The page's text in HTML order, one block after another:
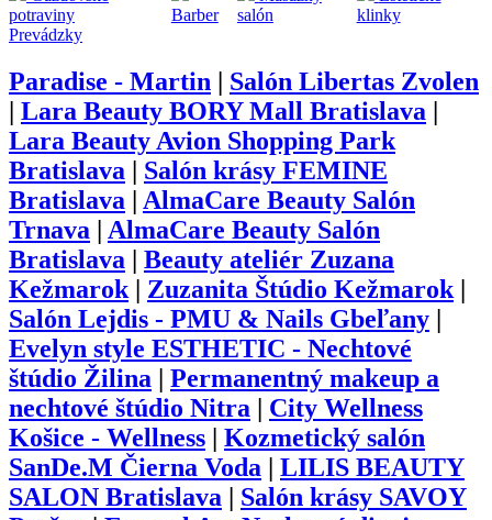
potraviny
Barber
salón
klinky
Prevádzky
Paradise - Martin
Salón Libertas Zvolen
Lara Beauty BORY Mall Bratislava
Lara Beauty Avion Shopping Park
Bratislava
Salón krásy FEMINE
Bratislava
AlmaCare Beauty Salón
Trnava
AlmaCare Beauty Salón
Bratislava
Beauty ateliér Zuzana
Kežmarok| Zuzanita Štúdio Kežmarok|
Salón Lejdis - PMU & Nails Gbeľany
Evelyn style ESTHETIC - Nechtové
štúdio Žilina
Permanentný makeup a
nechtové štúdio Nitra
City Wellness
Košice - Wellness
Kozmetický salón
SanDe.M Čierna Voda
LILIS BEAUTY
SALON Bratislava
Salón krásy SAVOY